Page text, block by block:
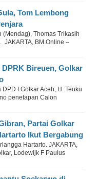
Tom Lembong
(Mendag), Thomas Trikasih
JAKARTA, BM.Online –
Bireuen, Golkar
I Golkar Aceh, H. Teuku
penetapan Calon
Partai Golkar
Ikut Bergabung
Hartarto. JAKARTA,
Lodewijk F Paulus